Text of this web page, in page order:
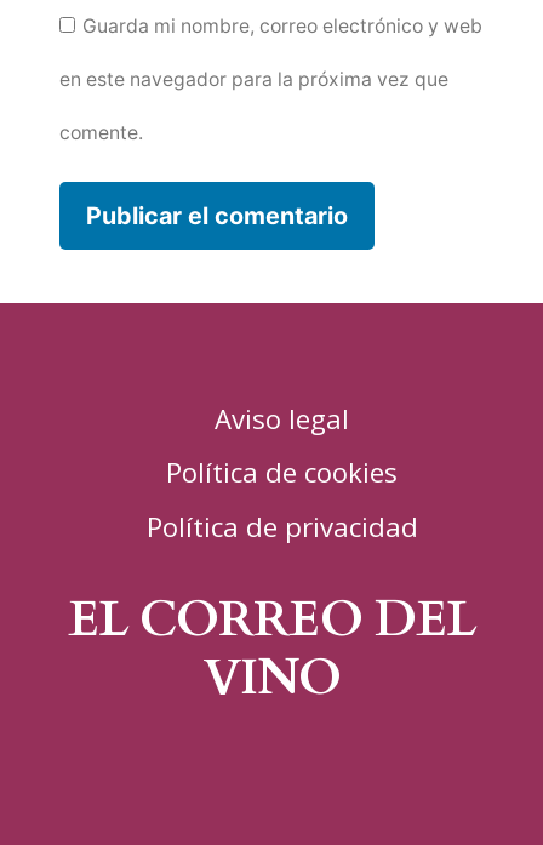
Guarda mi nombre, correo electrónico y web
en este navegador para la próxima vez que
comente.
Aviso legal
Política de cookies
Política de privacidad
EL CORREO DEL
VINO